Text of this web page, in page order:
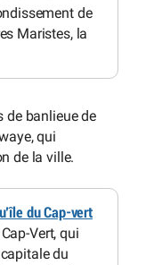
de
Maristes, la
de banlieue de
qui
de la ville.
du Cap-vert
Vert, qui
du